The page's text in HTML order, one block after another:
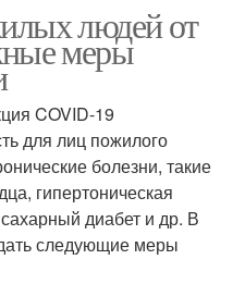
людей от
меры
COVID-19
для лиц пожилого
болезни, такие
гипертоническая
диабет и др. В
следующие меры